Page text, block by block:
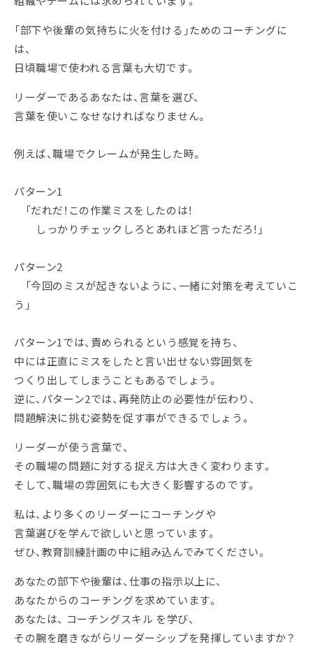
「部下や後輩の気持ちに火を付ける」ためのコーチングに
は、
日頃職場で使われる言葉も大切です。
リーダーであるあなたは、言葉を選び、
言葉を使いこなせなければなりません。
例えば、職場でクレームが発生した時。
パターン1
「だれだ！この作業ミスをしたのは！
しっかりチェックしろとあれほど言っただろ！」
パターン2
「今回のミスが起きないように、一緒に対策を考えていこ
う」
パターン1では、責められるという感覚を持ち、
中には正直にミスをしたと言い出せない雰囲気を
つくり出してしまうこともあるでしょう。
逆に、パターン2では、再発防止の必要性が伝わり、
問題解決に挑む姿勢を促す事ができるでしょう。
リーダーが使う言葉で、
その職場の問題に対する捉え方は大きく変わります。
そして、職場の雰囲気にも大きく影響するのです。
私は、より多くのリーダーにコーチングや
言葉選びを学んで欲しいと思っています。
ぜひ、教育訓練計画の中に組み込んでみてください。
あなたの部下や後輩は、仕事の指示以上に、
あなたからのコーチングを求めています。
あなたは、 コーチングスキル を学び、
その腕を磨きながらリーダーシップを発揮していますか？